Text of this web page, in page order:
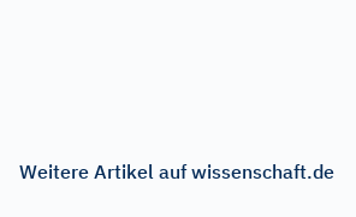
Weitere Artikel auf wissenschaft.de